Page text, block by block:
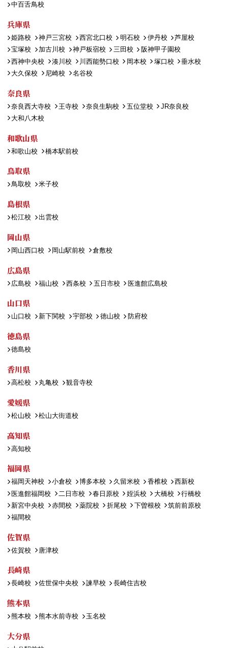
中百舌鳥校
兵庫県
姫路校 神戸三宮校 西宮北口校 明石校 伊丹校
芦屋校
宝塚校
加古川校 神戸板宿校 三田校
阪神甲子園校
西神中央校
湊川校 川西能勢口校 岡本校 塚口校
垂水校
大久保校
尼崎校 名谷校
奈良県
奈良西大寺校 王寺校 奈良生駒校 五位堂校
JR奈良校
大和八木校
和歌山県
和歌山校 橋本駅前校
鳥取県
鳥取校 米子校
島根県
松江校 出雲校
岡山県
岡山西口校 岡山駅前校 倉敷校
広島県
広島校 福山校 西条校 五日市校 医進館広島校
山口県
山口校 新下関校 宇部校 徳山校 防府校
徳島県
徳島校
香川県
高松校 丸亀校 観音寺校
愛媛県
松山校 松山大街道校
高知県
高知校
福岡県
福岡天神校 小倉校 博多本校 久留米校 香椎校
西新校
医進館福岡校
二日市校 春日原校 姪浜校 大橋校
行橋校
新宮中央校
赤間校 薬院校 折尾校 下曽根校
筑前前原校
福間校
佐賀県
佐賀校 唐津校
長崎県
長崎校 佐世保中央校 諫早校 長崎住吉校
熊本県
熊本校 熊本水前寺校 玉名校
大分県